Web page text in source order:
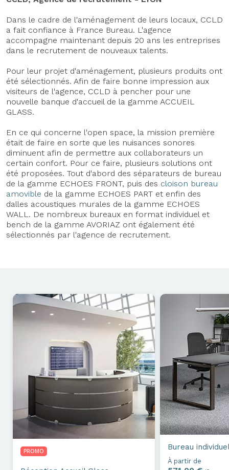
Dans le cadre de l'aménagement de leurs locaux, CCLD
a fait confiance à France Bureau. L'agence
accompagne maintenant depuis 20 ans les entreprises
dans le recrutement de nouveaux talents.
Pour leur projet d'aménagement, plusieurs produits ont
été sélectionnés. Afin de faire bonne impression aux
visiteurs de l'agence, CCLD à pencher pour une
nouvelle banque d'accueil de la gamme ACCUEIL
GLASS.
En ce qui concerne l'open space, la mission première
était de faire en sorte que les nuisances sonores
diminuent afin de permettre aux collaborateurs un
certain confort. Pour ce faire, plusieurs solutions ont
été proposées. Tout d'abord des séparateurs de bureau
de la gamme ECHOES FRONT, puis des cloison bureau
amovible de la gamme ECHOES PART et enfin des
dalles acoustiques murales de la gamme ECHOES
WALL. De nombreux bureaux en format individuel et
bench de la gamme AVORIAZ ont également été
sélectionnés par l'agence de recrutement.
PROMO Bureau individuel
À partir de